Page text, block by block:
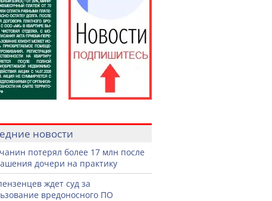
новости
потерял более 17 млн после
дочери на практику
ждет суд за
вредоносного ПО